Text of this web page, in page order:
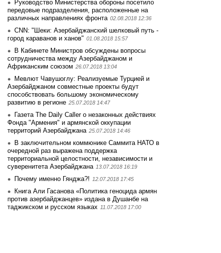
Руководство Министерства обороны посетило
передовые подразделения, расположенные на
различных направлениях фронта 02.08.2018 12:36
CNN: "Шеки: Азербайджанский шелковый путь -
город караванов и ханов" 01.08.2018 15:57
В Кабинете Министров обсуждены вопросы
сотрудничества между Азербайджаном и
Африканским союзом 26.07.2018 13:04
Мевлют Чавушоглу: Реализуемые Турцией и
Азербайджаном совместные проекты будут
способствовать большому экономическому
развитию в регионе 25.07.2018 14:47
Газета The Daily Caller о незаконных действиях
Фонда "Армения" и армянской оккупации
территорий Азербайджана 25.07.2018 14:46
В заключительном коммюнике Саммита НАТО в
очередной раз выражена поддержка
территориальной целостности, независимости и
суверенитета Азербайджана 13.07.2018 16:19
Почему именно Гянджа?! 12.07.2018 17:45
Книга Али Гасанова «Политика геноцида армян
против азербайджанцев» издана в Душанбе на
таджикском и русском языках 11.07.2018 17:00